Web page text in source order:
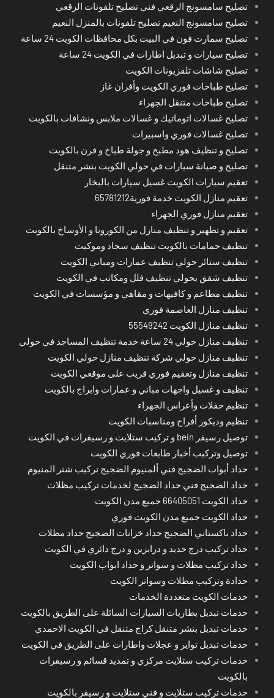
تصليح سامسونج الرقعي فني تصليح تلفونات الرقعي
تصليح سامسونج النعيم تصليح تلفونات بالمنزل النعيم
تصليح سمارت فون في البيت بكل محافظات الكويت 24 ساعة
تصليح سيارات و تبديل اطارات في الكويت 24 ساعة
تصليح شاشات تلفزيونات الكويت
تصليح طباخات فوري الكويت وأفران غاز
تصليح طباخات متنقل الجهراء
تصليح غسالات اتوماتيك و غسالات ملابس ونشافات بالكويت
تصليح غسالات فوري واسبيرات
تصليح و تنظيف هود مطبخ و جولة طباخ و فرن بالكويت
تصليح و صيانة سيارات في حولي الكويت بنشر متنقل
تعقيم سيارات الكويت غسيل سيارات بالبخار
تعقيم منازل الكويت خدمة فورية65781212
تعقيم منازل فوري الجهراء
تعقيم و تطهير و تنظيف منازل من الكورونا و الأوساخ بالكويت
تنظيف حمامات بالكويت تنظيف سجاد وموكيت
تنظيف ستائر حولي تنظيف عمارات ومباني الكويت
تنظيف شقق بحولي تنظيف فلل ومكاتب في الكويت
تنظيف مطاعم و كافيهات و مقاهي و مؤسسات في الكويت
تنظيف منازل العاصمة فوري
تنظيف منازل الكويت 55549242
تنظيف منازل حولي 24 ساعة خدمة تنظيف المساجد في حولي
تنظيف منازل حولي شركة تنظيف منازل حولي الكويت
تنظيف منازل وتعقيم فوري قريب على موقعي الكويت
تنظيف و غسيل واجهات مباني و عمارات وابراج بالكويت
تنظيم حفلات وأعراس الجهراء
تنظيم وديكور أفراح ومناسبات الكويت
توصيل رسيفر bein و تركيب ستلايت و رسيفرات في الكويت
توصيل وتركيب أخبار طابعات فوري الكويت
حداد أبواب الضجيج فني ألمنيوم الضجيج تركيب شتر المنيوم
حداد الضجيج فني حداد الضجيج لخدمات تركيب مظلات
حداد الكويت 66405051 جميع مدن الكويت
حداد الكويت جميع مدن الكويت فوري
حداد باكستاني الضجيج حداد خزانات الضجيج حداد مظلات
حداد تركيب درج حديد و درابزين و درج دائري في الكويت
حداد تركيب مظلات و سواتر و حداد ابواب الكويت
حدادة وتركيب مظلات وسواتر الكويت
خدمات الكويت متعددة الخدمات
خدمات تبديل بطاريات السيارات السائلة على الطريق بالكويت
خدمات تبديل بنشر متنقل كراج متنقل في الكويت الاحمدي
خدمات تبديل تواير و عجلات واطارات على الطريق في الكويت
خدمات تركيب ستلايت مركزي و تمديد قسائم و رسيفرات
بالكويت
خدمات تركيب ستلايت و فني ستلايت و رسيفر بالكويت